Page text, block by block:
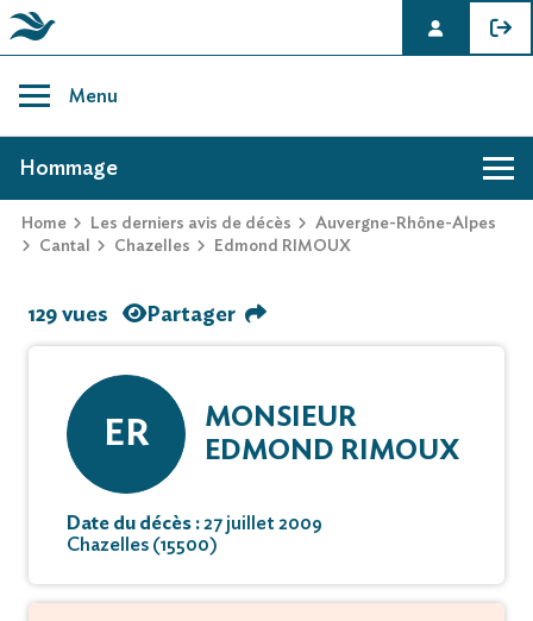
content
Menu
AVIS DE DÉCÈS DE EDMOND RIMOUX
Home Les derniers avis de décès
Auvergne-Rhône-Alpes
Cantal
Chazelles Edmond RIMOUX
Hommage
129 vues Partager
ER
MONSIEUR
EDMOND RIMOUX
Date du décès :27 juillet 2009
Chazelles (15500)